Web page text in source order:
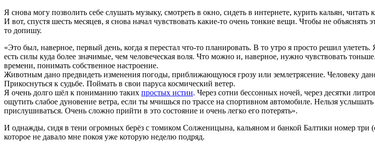
Я снова могу позволить себе слушать музыку, смотреть в окно, сидеть в интернете, курить кальян, читать
И вот, спустя шесть месяцев, я снова начал чувствовать какие-то очень тонкие вещи. Чтобы не
то допишу.
«Это был, наверное, первый день, когда я перестал что-то планировать. В то утро я просто решил
есть силы куда более значимые, чем человеческая воля. Что можно и, наверное, нужно чувствовать
времени, понимать собственное настроение.
Животным дано предвидеть изменения погоды, приближающуюся грозу или землетрясение. Человеку
Прикоснуться к судьбе. Поймать в свои паруса космический ветер.
Я очень долго шёл к пониманию таких простых истин. Через сотни бессонных ночей, через десятки
ощутить слабое дуновение ветра, если ты мчишься по трассе на спортивном автомобиле. Нельзя
прислушиваться. Очень сложно прийти в это состояние и очень легко его потерять».
И однажды, сидя в тени огромных берёз с томиком Солженицына, кальяном и банкой Балтики номер три
которое не давало мне покоя уже которую неделю подряд.